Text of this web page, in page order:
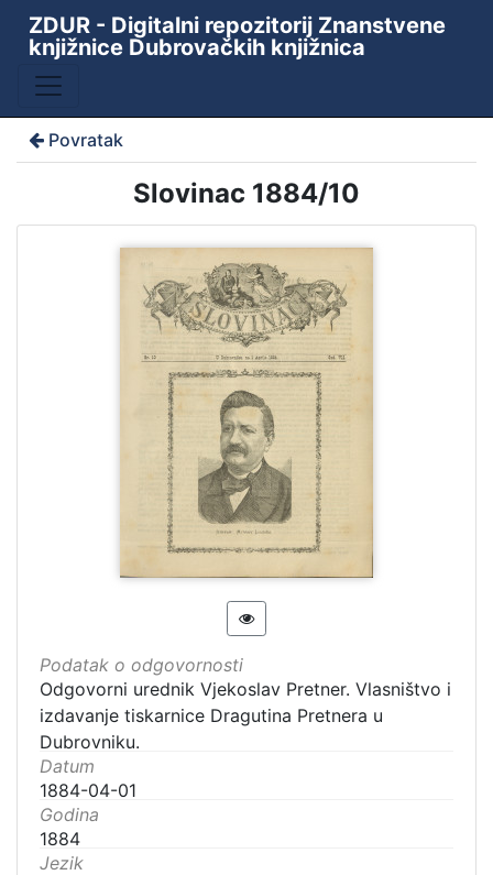
ZDUR - Digitalni repozitorij Znanstvene
knjižnice Dubrovačkih knjižnica
Povratak
Slovinac 1884/10
Podatak o odgovornosti
Odgovorni urednik Vjekoslav Pretner. Vlasništvo i
izdavanje tiskarnice Dragutina Pretnera u
Dubrovniku.
Datum
1884-04-01
Godina
1884
Jezik